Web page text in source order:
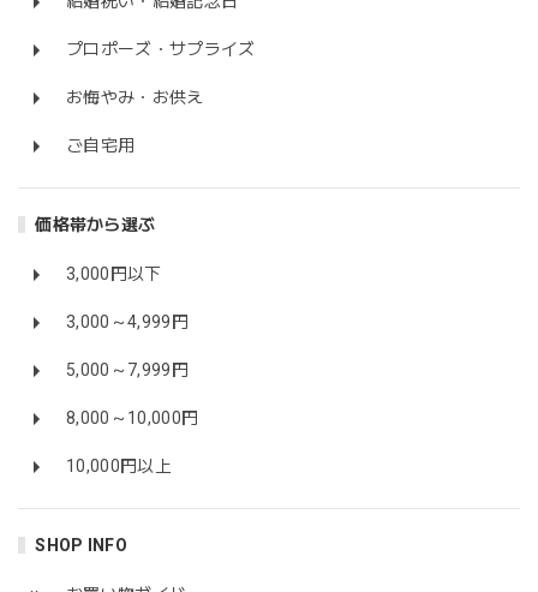
プロポーズ・サプライズ
お悔やみ・お供え
ご自宅用
価格帯から選ぶ
3,000円以下
3,000～4,999円
5,000～7,999円
8,000～10,000円
10,000円以上
SHOP INFO